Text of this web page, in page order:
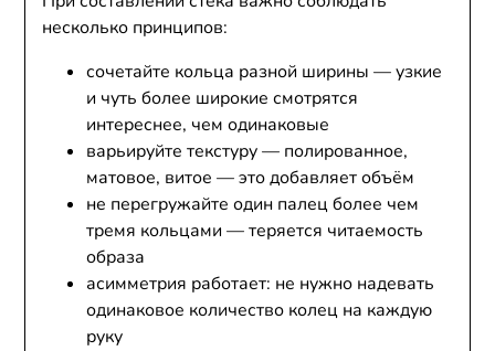
несколько принципов:
сочетайте кольца разной ширины — узкие
и чуть более широкие смотрятся
интереснее, чем одинаковые
варьируйте текстуру — полированное,
матовое, витое — это добавляет объём
не перегружайте один палец более чем
тремя кольцами — теряется читаемость
образа
асимметрия работает: не нужно надевать
одинаковое количество колец на каждую
руку